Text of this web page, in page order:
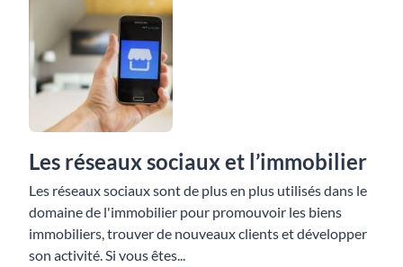
Les réseaux sociaux et l’immobilier
Les réseaux sociaux sont de plus en plus utilisés dans le
domaine de l'immobilier pour promouvoir les biens
immobiliers, trouver de nouveaux clients et développer
son activité. Si vous êtes...